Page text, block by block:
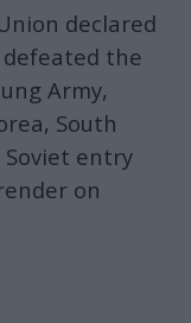
declared
defeated the
Army,
South
Soviet entry
on